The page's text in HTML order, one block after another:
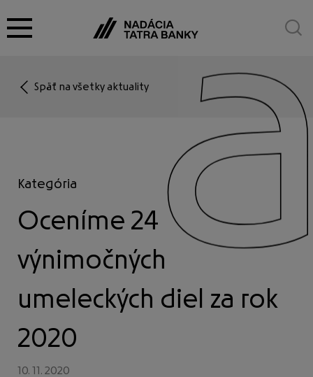
Cena za umenie
Partnerstvá
Zamestnanecké granty
Späť na všetky aktuality
Kategória
Oceníme 24
výnimočných
umeleckých diel za rok
2020
10. 11. 2020